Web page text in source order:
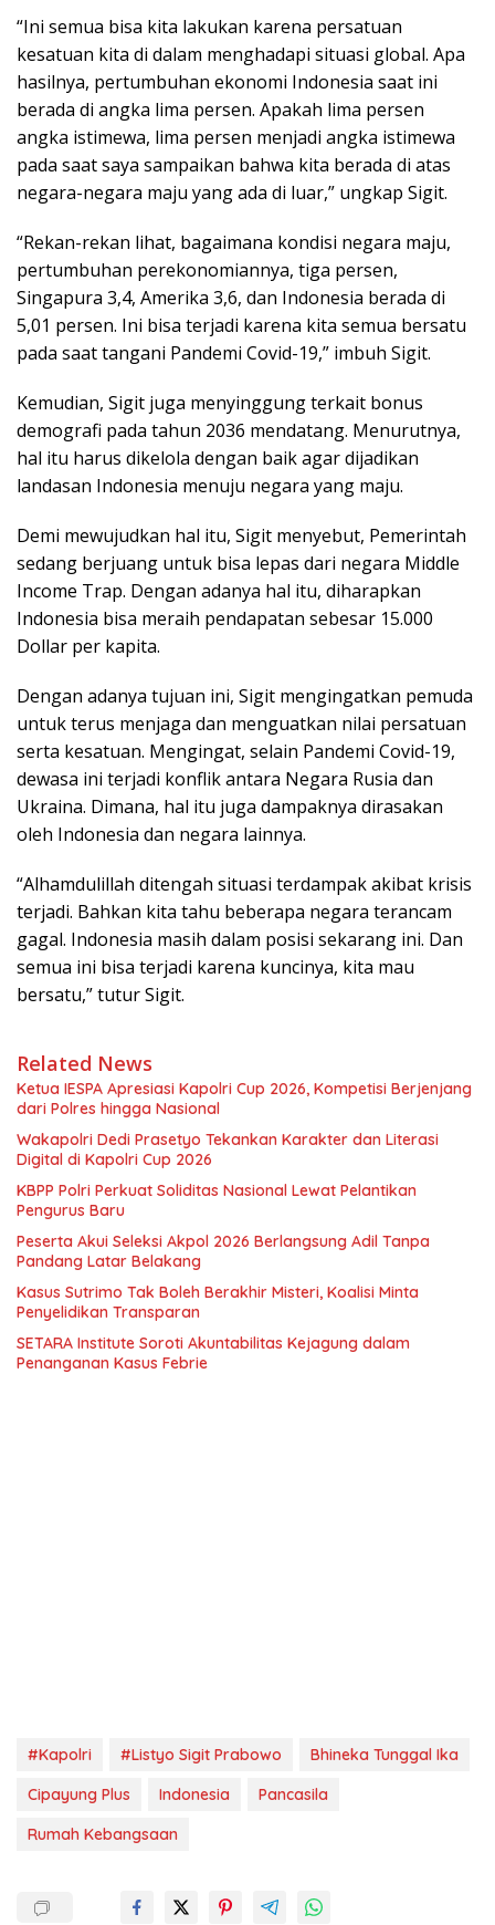
“Ini semua bisa kita lakukan karena persatuan
kesatuan kita di dalam menghadapi situasi global. Apa
hasilnya, pertumbuhan ekonomi Indonesia saat ini
berada di angka lima persen. Apakah lima persen
angka istimewa, lima persen menjadi angka istimewa
pada saat saya sampaikan bahwa kita berada di atas
negara-negara maju yang ada di luar,” ungkap Sigit.
“Rekan-rekan lihat, bagaimana kondisi negara maju,
pertumbuhan perekonomiannya, tiga persen,
Singapura 3,4, Amerika 3,6, dan Indonesia berada di
5,01 persen. Ini bisa terjadi karena kita semua bersatu
pada saat tangani Pandemi Covid-19,” imbuh Sigit.
Kemudian, Sigit juga menyinggung terkait bonus
demografi pada tahun 2036 mendatang. Menurutnya,
hal itu harus dikelola dengan baik agar dijadikan
landasan Indonesia menuju negara yang maju.
Demi mewujudkan hal itu, Sigit menyebut, Pemerintah
sedang berjuang untuk bisa lepas dari negara Middle
Income Trap. Dengan adanya hal itu, diharapkan
Indonesia bisa meraih pendapatan sebesar 15.000
Dollar per kapita.
Dengan adanya tujuan ini, Sigit mengingatkan pemuda
untuk terus menjaga dan menguatkan nilai persatuan
serta kesatuan. Mengingat, selain Pandemi Covid-19,
dewasa ini terjadi konflik antara Negara Rusia dan
Ukraina. Dimana, hal itu juga dampaknya dirasakan
oleh Indonesia dan negara lainnya.
“Alhamdulillah ditengah situasi terdampak akibat krisis
terjadi. Bahkan kita tahu beberapa negara terancam
gagal. Indonesia masih dalam posisi sekarang ini. Dan
semua ini bisa terjadi karena kuncinya, kita mau
bersatu,” tutur Sigit.
Related News
Ketua IESPA Apresiasi Kapolri Cup 2026, Kompetisi Berjenjang
dari Polres hingga Nasional
Wakapolri Dedi Prasetyo Tekankan Karakter dan Literasi
Digital di Kapolri Cup 2026
KBPP Polri Perkuat Soliditas Nasional Lewat Pelantikan
Pengurus Baru
Peserta Akui Seleksi Akpol 2026 Berlangsung Adil Tanpa
Pandang Latar Belakang
Kasus Sutrimo Tak Boleh Berakhir Misteri, Koalisi Minta
Penyelidikan Transparan
SETARA Institute Soroti Akuntabilitas Kejagung dalam
Penanganan Kasus Febrie
#Kapolri #Listyo Sigit Prabowo
Bhineka Tunggal Ika
Cipayung Plus
Indonesia
Pancasila
Rumah Kebangsaan